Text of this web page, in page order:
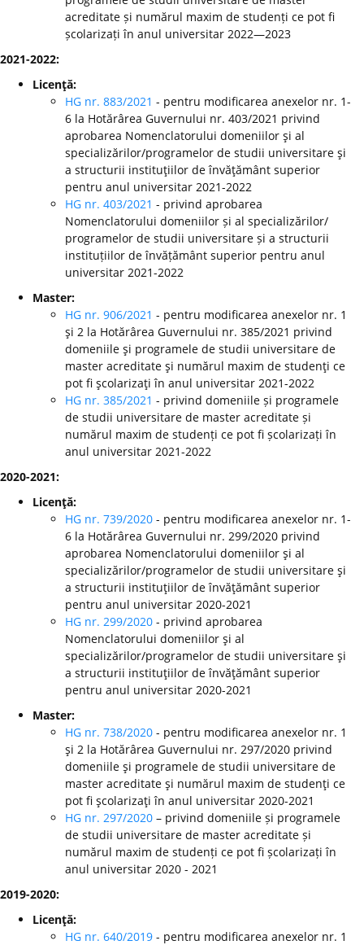
acreditate și numărul maxim de studenți ce pot fi
școlarizați în anul universitar 2022—2023
2021-2022:
Licenţă:
HG nr. 883/2021 - pentru modificarea anexelor nr. 1-
6 la Hotărârea Guvernului nr. 403/2021 privind
aprobarea Nomenclatorului domeniilor şi al
specializărilor/programelor de studii universitare şi
a structurii instituţiilor de învăţământ superior
pentru anul universitar 2021-2022
HG nr. 403/2021 - privind aprobarea
Nomenclatorului domeniilor și al specializărilor/
programelor de studii universitare și a structurii
instituțiilor de învățământ superior pentru anul
universitar 2021-2022
Master:
HG nr. 906/2021 - pentru modificarea anexelor nr. 1
şi 2 la Hotărârea Guvernului nr. 385/2021 privind
domeniile şi programele de studii universitare de
master acreditate şi numărul maxim de studenţi ce
pot fi şcolarizaţi în anul universitar 2021-2022
HG nr. 385/2021 - privind domeniile și programele
de studii universitare de master acreditate și
numărul maxim de studenți ce pot fi școlarizați în
anul universitar 2021-2022
2020-2021:
Licenţă:
HG nr. 739/2020 - pentru modificarea anexelor nr. 1-
6 la Hotărârea Guvernului nr. 299/2020 privind
aprobarea Nomenclatorului domeniilor şi al
specializărilor/programelor de studii universitare şi
a structurii instituţiilor de învăţământ superior
pentru anul universitar 2020-2021
HG nr. 299/2020 - privind aprobarea
Nomenclatorului domeniilor şi al
specializărilor/programelor de studii universitare şi
a structurii instituţiilor de învăţământ superior
pentru anul universitar 2020-2021
Master:
HG nr. 738/2020 - pentru modificarea anexelor nr. 1
şi 2 la Hotărârea Guvernului nr. 297/2020 privind
domeniile şi programele de studii universitare de
master acreditate şi numărul maxim de studenţi ce
pot fi şcolarizaţi în anul universitar 2020-2021
HG nr. 297/2020 – privind domeniile și programele
de studii universitare de master acreditate și
numărul maxim de studenți ce pot fi școlarizați în
anul universitar 2020 - 2021
2019-2020:
Licenţă:
HG nr. 640/2019 - pentru modificarea anexelor nr. 1